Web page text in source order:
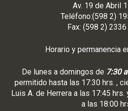
Av. 19 de Abril
Teléfono:(598 2)
Fax: (598 2)
Horario y permanencia
De lunes a domingos de 7:30
permitido hasta las 17:30 hrs. ,
Luis A. de Herrera a las 17:45
a las 18:00